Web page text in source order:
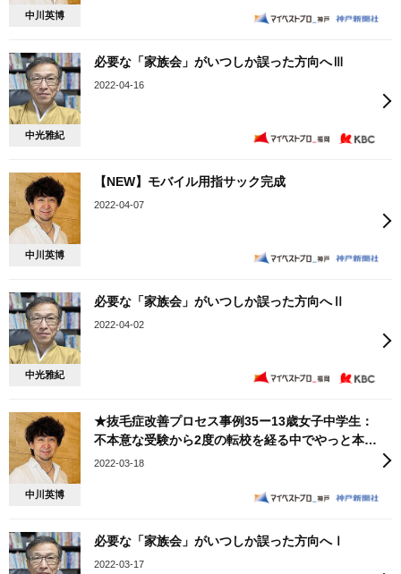
中川英博
中光雅紀
必要な「家族会」がいつしか誤った方向へⅢ
2022-04-16
中川英博
【NEW】モバイル用指サック完成
2022-04-07
中光雅紀
必要な「家族会」がいつしか誤った方向へⅡ
2022-04-02
中川英博
★抜毛症改善プロセス事例35ー13歳女子中学生：
不本意な受験から2度の転校を経る中でやっと本心
が言えた！
2022-03-18
必要な「家族会」がいつしか誤った方向へⅠ
2022-03-17